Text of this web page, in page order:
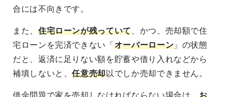
合には不向きです。
また、 住宅ローンが残っていて、かつ、売却額で住
宅ローンを完済できない「 オーバーローン 」の状態
だと、返済に足りない額を貯蓄や借り入れなどから
補填しないと、任意売却以でしか売却できません。